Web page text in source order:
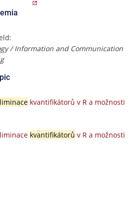
/ Information and Communication
kvantifikátorů v R a možnosti
kvantifikátorů v R a možnosti